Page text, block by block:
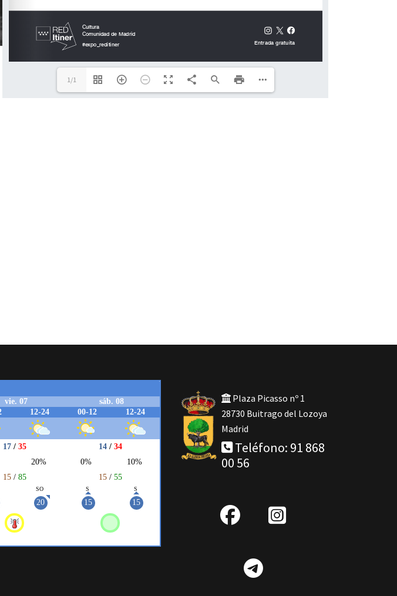
1/1
Plaza Picasso nº 1
28730 Buitrago del Lozoya
Madrid
Teléfono: 91 868
00 56
fab
facebook
IG
Telegram